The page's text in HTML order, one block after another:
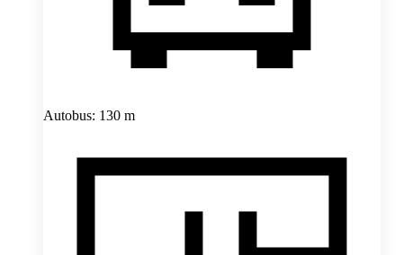
Autobus: 130 m